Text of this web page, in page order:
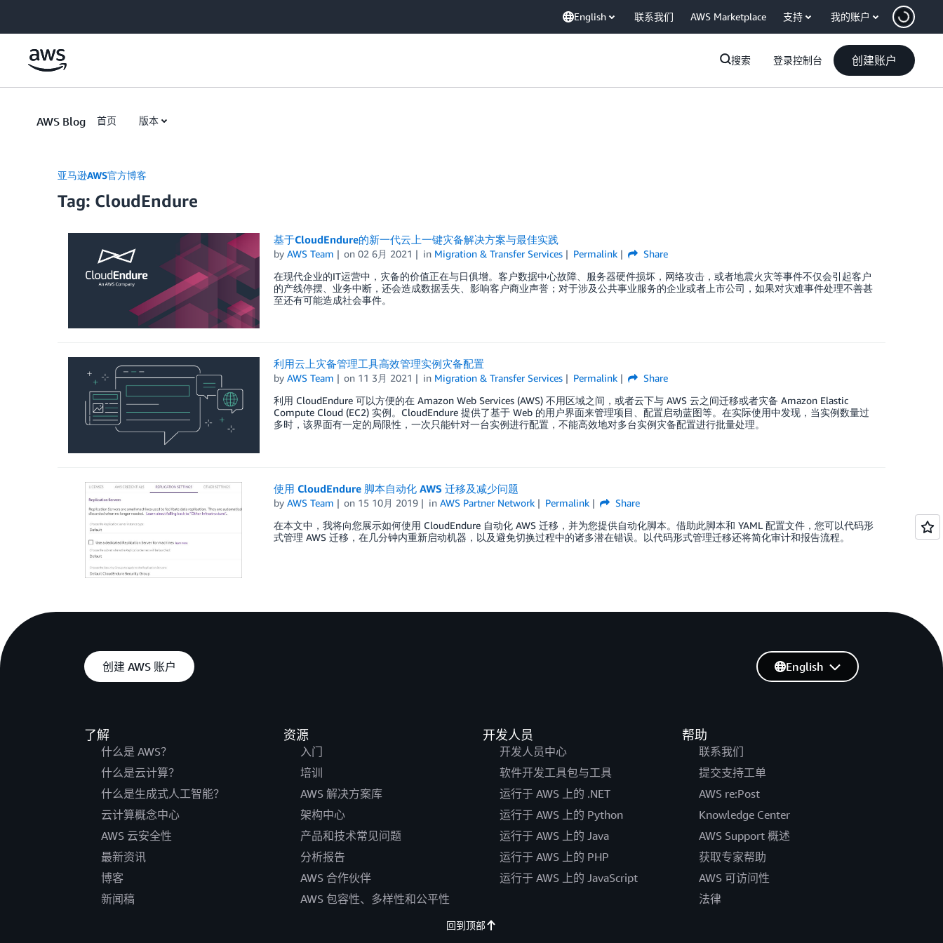
English 联系我们 AWS Marketplace 支持 我的账户
搜索 登录控制台 创建账户
AWS Blog 首页 版本
亚马逊AWS官方博客
Tag: CloudEndure
基于CloudEndure的新一代云上一键灾备解决方案与最佳实践
by AWS Team on02 6月 2021 in Migration & Transfer Services Permalink
Share
在现代企业的IT运营中，灾备的价值正在与日俱增。客户数据中心故障、服务器硬件损坏，网络攻击，或者地震火灾等事件不仅会引起客户
的产线停摆、业务中断，还会造成数据丢失、影响客户商业声誉；对于涉及公共事业服务的企业或者上市公司，如果对灾难事件处理不善甚
至还有可能造成社会事件。
利用云上灾备管理工具高效管理实例灾备配置
by AWS Team on 11 3月 2021 in Migration & Transfer Services Permalink
Share
利用 CloudEndure 可以方便的在 Amazon Web Services (AWS) 不用区域之间，或者云下与 AWS 云之间迁移或者灾备 Amazon Elastic
Compute Cloud (EC2) 实例。CloudEndure 提供了基于 Web 的用户界面来管理项目、配置启动蓝图等。在实际使用中发现，当实例数量过
多时，该界面有一定的局限性，一次只能针对一台实例进行配置，不能高效地对多台实例灾备配置进行批量处理。
使用 CloudEndure 脚本自动化 AWS 迁移及减少问题
by AWS Team on 15 10月 2019 inAWS Partner Network Permalink
Share
在本文中，我将向您展示如何使用 CloudEndure 自动化 AWS 迁移，并为您提供自动化脚本。借助此脚本和 YAML 配置文件，您可以代码形
式管理 AWS 迁移，在几分钟内重新启动机器，以及避免切换过程中的诸多潜在错误。以代码形式管理迁移还将简化审计和报告流程。
创建 AWS 账户
了解
什么是 AWS？
什么是云计算？
什么是生成式人工智能？
云计算概念中心
AWS 云安全性
最新资讯
博客
新闻稿
资源
入门
培训
AWS 解决方案库
架构中心
产品和技术常见问题
分析报告
AWS 合作伙伴
AWS 包容性、多样性和公平性
开发人员
开发人员中心
软件开发工具包与工具
运行于 AWS 上的 .NET
运行于 AWS 上的 Python
运行于 AWS 上的 Java
运行于 AWS 上的 PHP
运行于 AWS 上的 JavaScript
帮助
联系我们
提交支持工单
AWS re:Post
Knowledge Center
AWS Support 概述
获取专家帮助
AWS 可访问性
法律
English
回到顶部